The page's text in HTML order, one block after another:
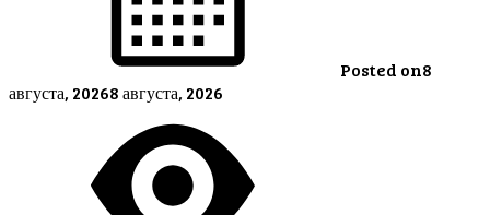
Posted on8
августа, 20268 августа, 2026